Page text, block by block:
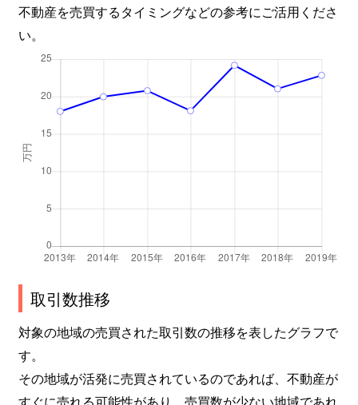
上杉
3,400万円
北四番丁
上杉
2,000万円
北四番丁
上杉
450万円
北四番丁
上杉
上杉
上杉
上杉
4,600万円
北四番丁
上杉
上杉
3,100万円
北四番丁
上杉
不動産を売買するタイミングなどの参考にご活用くださ
い。
取引数推移
対象の地域の売買された取引数の推移を表したグラフで
す。
その地域が活発に売買されているのであれば、不動産が